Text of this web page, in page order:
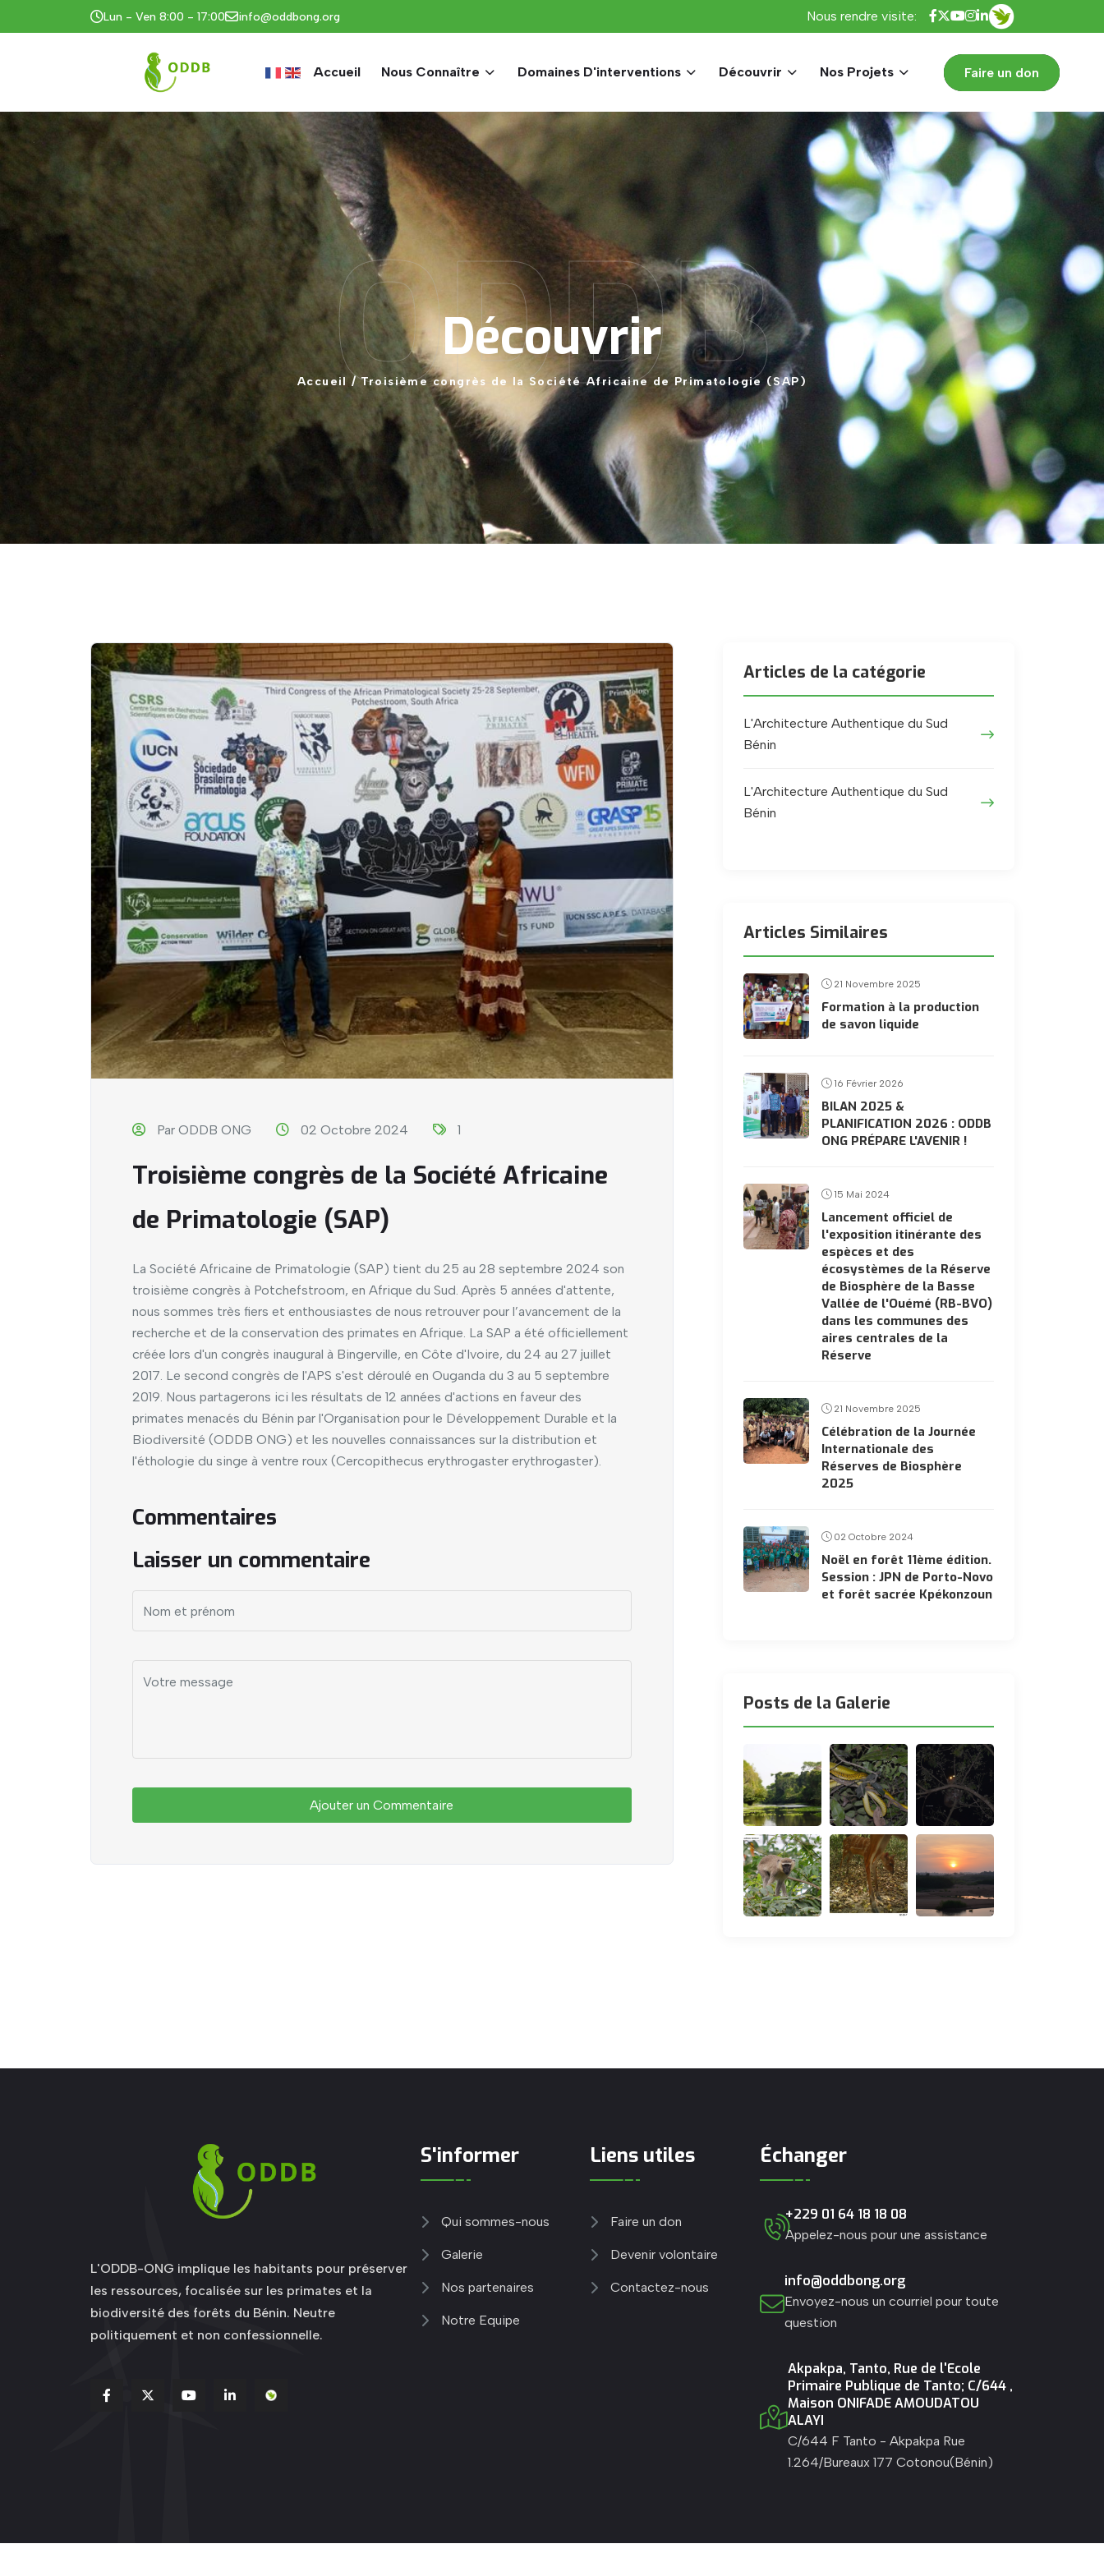
Lun - Ven 8:00 - 17:00 info@oddbong.org Nous rendre visite:
Accueil Nous Connaître Domaines D'interventions Découvrir Nos Projets Faire un don
ODDB
Découvrir
Accueil / Troisième congrès de la Société Africaine de Primatologie (SAP)
Par ODDB ONG 02 Octobre 2024 1
Troisième congrès de la Société Africaine
de Primatologie (SAP)
La Société Africaine de Primatologie (SAP) tient du 25 au 28 septembre 2024 son
troisième congrès à Potchefstroom, en Afrique du Sud. Après 5 années d'attente,
nous sommes très fiers et enthousiastes de nous retrouver pour l’avancement de la
recherche et de la conservation des primates en Afrique. La SAP a été officiellement
créée lors d'un congrès inaugural à Bingerville, en Côte d'Ivoire, du 24 au 27 juillet
2017. Le second congrès de l'APS s'est déroulé en Ouganda du 3 au 5 septembre
2019. Nous partagerons ici les résultats de 12 années d'actions en faveur des
primates menacés du Bénin par l'Organisation pour le Développement Durable et la
Biodiversité (ODDB ONG) et les nouvelles connaissances sur la distribution et
l'éthologie du singe à ventre roux (Cercopithecus erythrogaster erythrogaster).
Commentaires
Laisser un commentaire
Ajouter un Commentaire
Articles de la catégorie
L'Architecture Authentique du Sud
Bénin
L'Architecture Authentique du Sud
Bénin
Articles Similaires
21 Novembre 2025
Formation à la production
de savon liquide
16 Février 2026
BILAN 2025 &
PLANIFICATION 2026 : ODDB
ONG PRÉPARE L'AVENIR !
15 Mai 2024
Lancement officiel de
l'exposition itinérante des
espèces et des
écosystèmes de la Réserve
de Biosphère de la Basse
Vallée de l'Ouémé (RB-BVO)
dans les communes des
aires centrales de la
Réserve
21 Novembre 2025
Célébration de la Journée
Internationale des
Réserves de Biosphère
2025
02 Octobre 2024
Noël en forêt 11ème édition.
Session : JPN de Porto-Novo
et forêt sacrée Kpékonzoun
Posts de la Galerie
L'ODDB-ONG implique les habitants pour préserver
les ressources, focalisée sur les primates et la
biodiversité des forêts du Bénin. Neutre
politiquement et non confessionnelle.
S'informer
Qui sommes-nous
Galerie
Nos partenaires
Notre Equipe
Liens utiles
Faire un don
Devenir volontaire
Contactez-nous
Échanger
+229 01 64 18 18 08
Appelez-nous pour une assistance
info@oddbong.org
Envoyez-nous un courriel pour toute
question
Akpakpa, Tanto, Rue de l'Ecole
Primaire Publique de Tanto; C/644 ,
Maison ONIFADE AMOUDATOU
ALAYI
C/644 F Tanto - Akpakpa Rue
1.264/Bureaux 177 Cotonou(Bénin)